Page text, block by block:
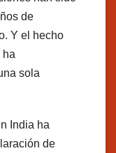
de
Y el hecho
ha
sola
India ha
de